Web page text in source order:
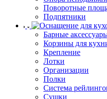
Поворотные
Подпятники
Барные
Корзины для
Крепление
Лотки
Организации
Полки
Система
Сушки